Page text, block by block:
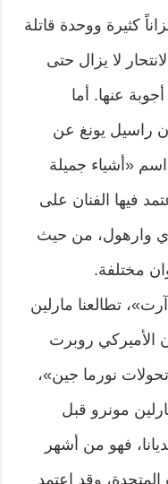
كثيرة ووحدة قاتلة
لا يزال حتى
عنها. أما
راسيل يونغ عن
2010، فتحمل اسم «أشياء جميلة
فيها الفنان على
وارهول، من حيث
مختلفة.
تطالعنا مارلين
الأميركي روبرت
«تحولات نورما جين»،
مونرو قبل
فهو من أشهر
وقد اعتمد